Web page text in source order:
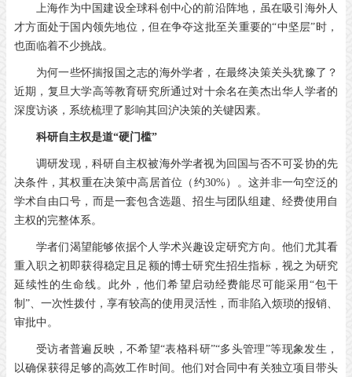
上海作为中国建设全球科创中心的前沿阵地，虽在吸引海外人
才方面处于国内领先地位，但在争夺这批至关重要的“中坚层”时，
也面临着不少挑战。
为何一些怀揣报国之志的海外学者，在最终决策关头犹豫了？
近期，复旦大学高等教育研究所通过对十余名在美杰出华人学者的
深度访谈，系统梳理了影响其回沪决策的关键因素。
科研自主权是道“硬门槛”
调研发现，科研自主权被海外学者视为回国与否不可妥协的先
决条件，其权重在决策中高居首位（约30%）。这并非一句空泛的
学术自由口号，而是一套包含选题、招生与团队组建、经费使用自
主权的完整体系。
学者们渴望能够依据个人学术兴趣设定研究方向。他们尤其看
重入职之初即获得稳定且足额的博士研究生招生指标，视之为研究
延续性的生命线。此外，他们希望启动经费能尽可能采用“包干
制”、一次性拨付，享有较高的使用灵活性，而非陷入烦琐的报销、
审批中。
受访者普遍反映，不希望“表格科研”“多头管理”等现象发生，
以确保获得足够的高效工作时间。他们对合同中有关独立项目带头